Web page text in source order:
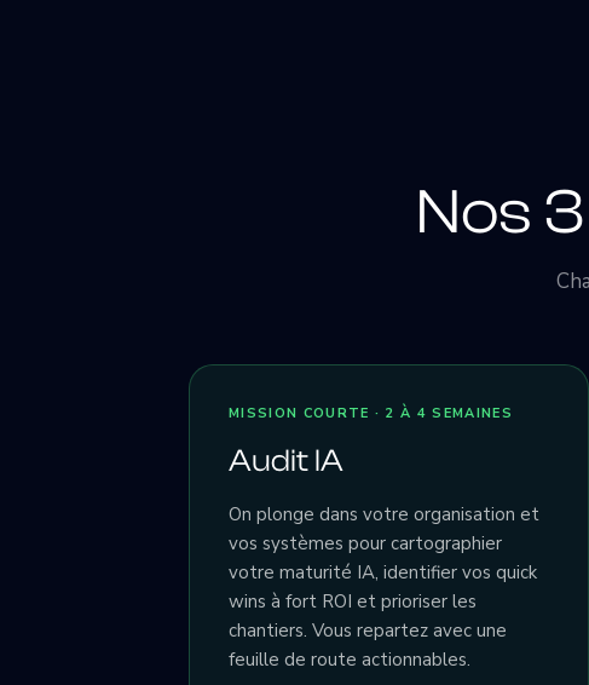
Nos
MISSION COURTE · 2 À 4 SEMAINES
Audit IA
On plonge dans votre organisation et
vos systèmes pour cartographier
votre maturité IA, identifier vos quick
wins à fort ROI et prioriser les
chantiers. Vous repartez avec une
feuille de route actionnables.